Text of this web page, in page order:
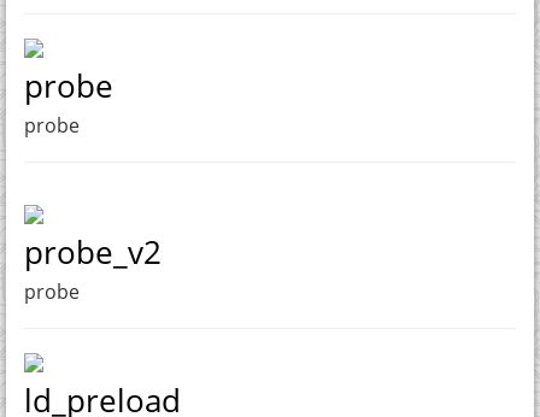
probe
probe
probe_v2
probe
ld_preload